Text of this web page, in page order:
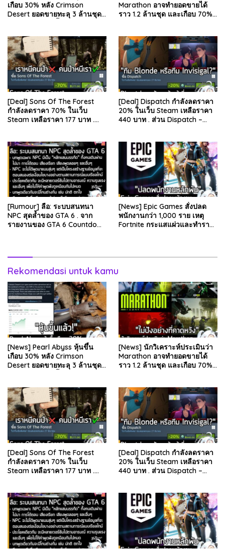
เกือบ 30% หลัง Crimson
Desert ยอดขายทะลุ 3 ล้านชุด
Marathon อาจทำยอดขายได้
ราว 1.2 ล้านชุด และเกือบ 70%
[Deal] Sons Of The Forest
กำลังลดราคา 70% ในเว็บ
Steam เหลือราคา 177 บาท .
[Deal] Dispatch กำลังลดราคา
20% ในเว็บ Steam เหลือราคา
440 บาท . ส่วน Dispatch –
[Rumour] ลือ: ระบบสนทนา
NPC สุดล้ำของ GTA 6 . จาก
รายงานของ GTA 6 Countdown
[News] Epic Games สั่งปลด
พนักงานกว่า 1,000 ราย เหตุ
Fortnite กระแสแผ่วและทำราย
Rekomendasi untuk kamu
[News] Pearl Abyss หุ้นขึ้น
เกือบ 30% หลัง Crimson
Desert ยอดขายทะลุ 3 ล้านชุด
[News] นักวิเคราะห์ประเมินว่า
Marathon อาจทำยอดขายได้
ราว 1.2 ล้านชุด และเกือบ 70%
[Deal] Sons Of The Forest
กำลังลดราคา 70% ในเว็บ
Steam เหลือราคา 177 บาท .
[Deal] Dispatch กำลังลดราคา
20% ในเว็บ Steam เหลือราคา
440 บาท . ส่วน Dispatch –